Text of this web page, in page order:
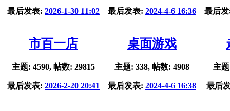
最后发表: 2026-1-30 11:02 最后发表: 2024-4-6 16:36 最后
市百一店
主题: 4590, 帖数: 29815
最后发表: 2026-2-20 20:41
桌面游戏
主题: 338, 帖数: 4908
最后发表: 2024-4-6 16:38
主
最后